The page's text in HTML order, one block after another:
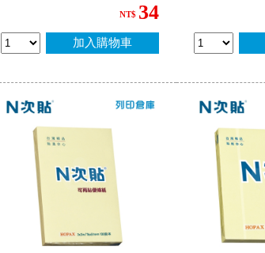
NT$ 34
加入購物車